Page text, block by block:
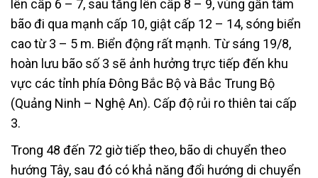
lên cấp 6 – 7, sau tăng lên cấp 8 – 9, vùng gần tâm
bão đi qua mạnh cấp 10, giật cấp 12 – 14, sóng biển
cao từ 3 – 5 m. Biển động rất mạnh. Từ sáng 19/8,
hoàn lưu bão số 3 sẽ ảnh hưởng trực tiếp đến khu
vực các tỉnh phía Đông Bắc Bộ và Bắc Trung Bộ
(Quảng Ninh – Nghệ An). Cấp độ rủi ro thiên tai cấp
3.
Trong 48 đến 72 giờ tiếp theo, bão di chuyển theo
hướng Tây, sau đó có khả năng đổi hướng di chuyển